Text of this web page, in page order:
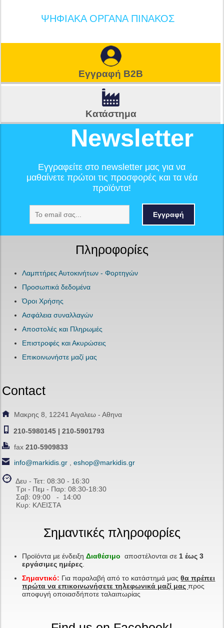
ΨΗΦΙΑΚΑ ΟΡΓΑΝΑ ΠΙΝΑΚΟΣ
Εγγραφή B2B
Κατάστημα
Newsletter
Εγγραφείτε στο newsletter μας για να
μαθαίνετε πρώτοι τις προσφορές και τα νέα
προϊόντα!
Εγγραφή
Πληροφορίες
Λαμπτήρες Αυτοκινήτων - Φορτηγών
Προσωπικά δεδομένα
Όροι Χρήσης
Ασφάλεια συναλλαγών
Αποστολές και Πληρωμές
Επιστροφές και Ακυρώσεις
Επικοινωνήστε μαζί μας
Contact
Μακρης 8, 12241 Αιγαλεω - Αθηνα
210-5980145 | 210-5901793
fax210-5909833
info@markidis.gr ,eshop@markidis.gr
Δευ - Τετ: 08:30 - 16:30
Τρι - Πεμ - Παρ: 08:30-18:30
Σαβ:09:00 - 14:00
Κυρ: ΚΛΕΙΣΤΑ
Σημαντικές πληροφορίες
Προϊόντα με ένδειξηΔιαθέσιμο αποστέλονται σε 1 έως 3
εργάσιμες ημέρες
Σημαντικό: Για παραλαβή από το κατάστημά μαςθα πρέπει
πρώτα να επικοινωνήσετε τηλεφωνικά μαζί μαςπρος
αποφυγή οποιασδήποτε ταλαιπωρίας